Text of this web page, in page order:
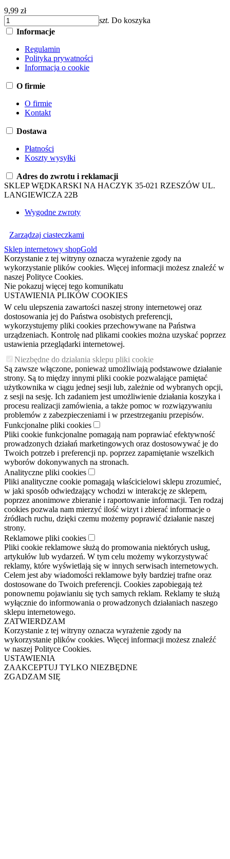
9,99 zł
szt. Do koszyka
Informacje
Regulamin
Polityka prywatności
Informacja o cookie
O firmie
O firmie
Kontakt
Dostawa
Płatności
Koszty wysyłki
Adres do zwrotu i reklamacji
SKLEP WĘDKARSKI NA HACZYK 35-021 RZESZÓW UL.
LANGIEWICZA 22B
Wygodne zwroty
Zarządzaj ciasteczkami
Sklep internetowy shopGold
Korzystanie z tej witryny oznacza wyrażenie zgody na
wykorzystanie plików cookies. Więcej informacji możesz znaleźć w
naszej Polityce Cookies.
Nie pokazuj więcej tego komunikatu
USTAWIENIA PLIKÓW COOKIES
W celu ulepszenia zawartości naszej strony internetowej oraz
dostosowania jej do Państwa osobistych preferencji,
wykorzystujemy pliki cookies przechowywane na Państwa
urządzeniach. Kontrolę nad plikami cookies można uzyskać poprzez
ustawienia przeglądarki internetowej.
Niezbędne do działania sklepu pliki cookie
Są zawsze włączone, ponieważ umożliwiają podstawowe działanie
strony. Są to między innymi pliki cookie pozwalające pamiętać
użytkownika w ciągu jednej sesji lub, zależnie od wybranych opcji,
z sesji na sesję. Ich zadaniem jest umożliwienie działania koszyka i
procesu realizacji zamówienia, a także pomoc w rozwiązywaniu
problemów z zabezpieczeniami i w przestrzeganiu przepisów.
Funkcjonalne pliki cookies
Pliki cookie funkcjonalne pomagają nam poprawiać efektywność
prowadzonych działań marketingowych oraz dostosowywać je do
Twoich potrzeb i preferencji np. poprzez zapamiętanie wszelkich
wyborów dokonywanych na stronach.
Analityczne pliki cookies
Pliki analityczne cookie pomagają właścicielowi sklepu zrozumieć,
w jaki sposób odwiedzający wchodzi w interakcję ze sklepem,
poprzez anonimowe zbieranie i raportowanie informacji. Ten rodzaj
cookies pozwala nam mierzyć ilość wizyt i zbierać informacje o
źródłach ruchu, dzięki czemu możemy poprawić działanie naszej
strony.
Reklamowe pliki cookies
Pliki cookie reklamowe służą do promowania niektórych usług,
artykułów lub wydarzeń. W tym celu możemy wykorzystywać
reklamy, które wyświetlają się w innych serwisach internetowych.
Celem jest aby wiadomości reklamowe były bardziej trafne oraz
dostosowane do Twoich preferencji. Cookies zapobiegają też
ponownemu pojawianiu się tych samych reklam. Reklamy te służą
wyłącznie do informowania o prowadzonych działaniach naszego
sklepu internetowego.
ZATWIERDZAM
Korzystanie z tej witryny oznacza wyrażenie zgody na
wykorzystanie plików cookies. Więcej informacji możesz znaleźć
w naszej Polityce Cookies.
USTAWIENIA
ZAAKCEPTUJ TYLKO NIEZBĘDNE
ZGADZAM SIĘ